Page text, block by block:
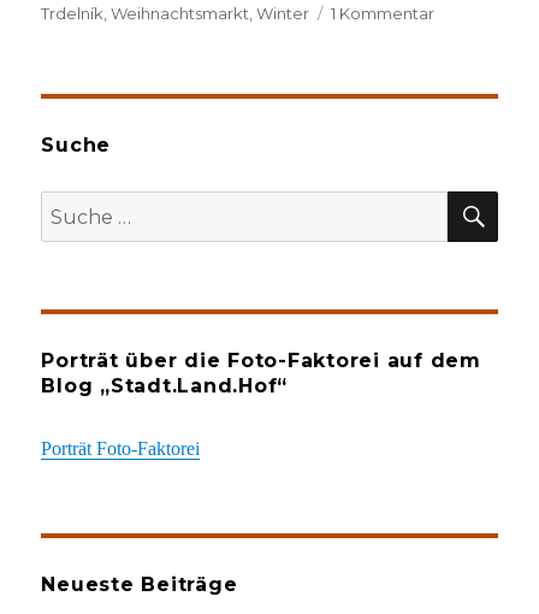
am
Trdelník ,Weihnachtsmarkt ,Winter 1 Kommentarzu
Suche
Suche
nach:
Porträt über die Foto-Faktorei auf dem
Blog „Stadt.Land.Hof“
Porträt Foto-Faktorei
Neueste Beiträge